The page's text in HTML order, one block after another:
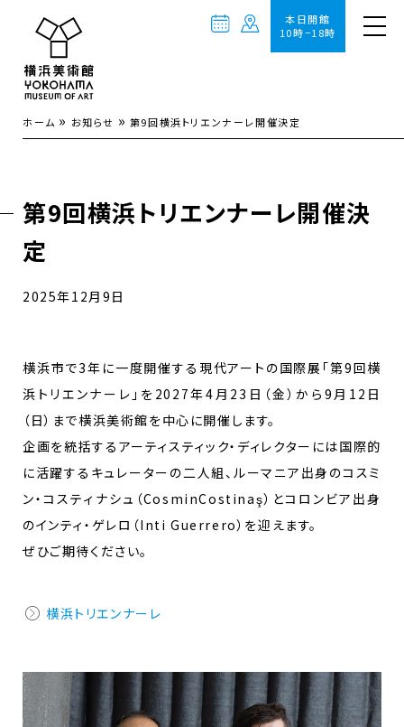
本日開館
10時−18時
ホーム » お知らせ » 第9回横浜トリエンナーレ開催決定
第9回横浜トリエンナーレ開催決
定
2025年12月9日
横浜市で3年に一度開催する現代アートの国際展「第9回横
浜トリエンナーレ」を2027年4月23日（金）から9月12日
（日）まで横浜美術館を中心に開催します。
企画を統括するアーティスティック・ディレクターには国際的
に活躍するキュレーターの二人組、ルーマニア出身のコスミ
ン・コスティナシュ（CosminCostinaş）とコロンビア出身
のインティ・ゲレロ（Inti Guerrero）を迎えます。
ぜひご期待ください。
横浜トリエンナーレ